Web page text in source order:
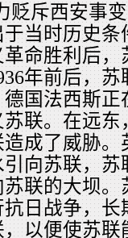
贬斥西安事
当时历史
命胜利后
年前后，
国法西斯
联。在远
成了威胁
引向苏联，
联的大坝
日战争，
以便使苏